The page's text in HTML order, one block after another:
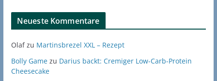
Neueste Kommentare
Olafzu Martinsbrezel XXL – Rezept
Bolly Gamezu Darius backt: Cremiger Low-Carb-Protein
Cheesecake